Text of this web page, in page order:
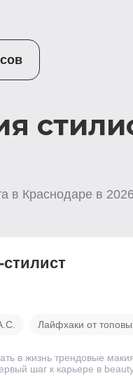
в Краснодаре в 2026
Лайфхаки от
в жизнь трендовые
шаг к карьере в